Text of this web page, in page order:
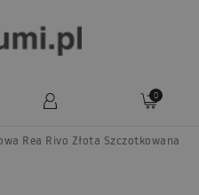
0
Rea Rivo Złota Szczotkowana